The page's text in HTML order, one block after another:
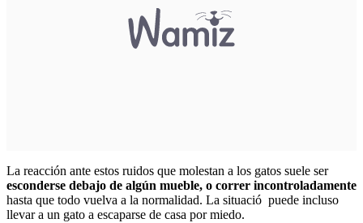
La reacción ante estos ruidos que molestan a los gatos suele ser
esconderse debajo de algún mueble, o correr incontroladamente
hasta que todo vuelva a la normalidad. La situació puede incluso
llevar a un gato a escaparse de casa por miedo.